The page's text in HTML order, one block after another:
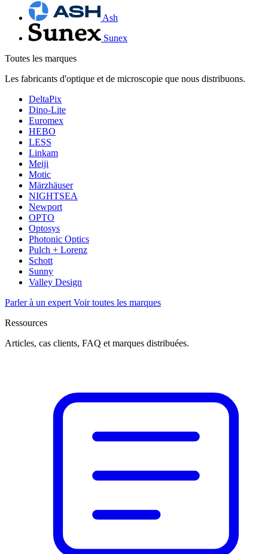
Ash
Sunex
Toutes les marques
Les fabricants d'optique et de microscopie que nous distribuons.
DeltaPix
Dino-Lite
Euromex
HEBO
LESS
Linkam
Meiji
Motic
Märzhäuser
NIGHTSEA
Newport
OPTO
Optosys
Photonic Optics
Pulch + Lorenz
Schott
Sunny
Valley Design
Parler à un expert Voir toutes les marques
Ressources
Articles, cas clients, FAQ et marques distribuées.